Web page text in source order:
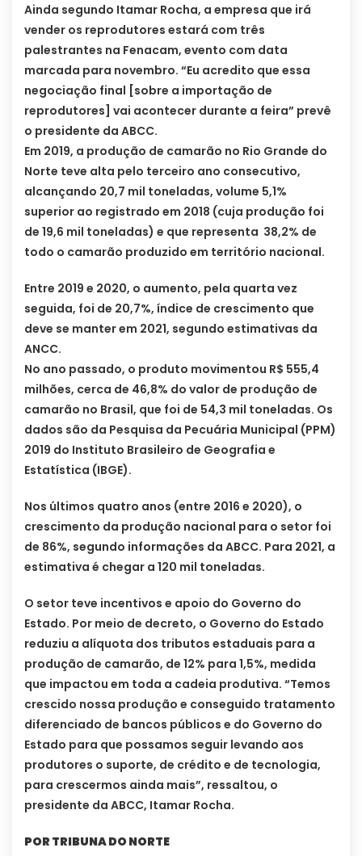
Ainda segundo Itamar Rocha, a empresa que irá
vender os reprodutores estará com três
palestrantes na Fenacam, evento com data
marcada para novembro. “Eu acredito que essa
negociação final [sobre a importação de
reprodutores] vai acontecer durante a feira” prevê
o presidente da ABCC.
Em 2019, a produção de camarão no Rio Grande do
Norte teve alta pelo terceiro ano consecutivo,
alcançando 20,7 mil toneladas, volume 5,1%
superior ao registrado em 2018 (cuja produção foi
de 19,6 mil toneladas) e que representa 38,2% de
todo o camarão produzido em território nacional.
Entre 2019 e 2020, o aumento, pela quarta vez
seguida, foi de 20,7%, índice de crescimento que
deve se manter em 2021, segundo estimativas da
ANCC.
No ano passado, o produto movimentou R$ 555,4
milhões, cerca de 46,8% do valor de produção de
camarão no Brasil, que foi de 54,3 mil toneladas. Os
dados são da Pesquisa da Pecuária Municipal (PPM)
2019 do Instituto Brasileiro de Geografia e
Estatística (IBGE).
Nos últimos quatro anos (entre 2016 e 2020), o
crescimento da produção nacional para o setor foi
de 86%, segundo informações da ABCC. Para 2021, a
estimativa é chegar a 120 mil toneladas.
O setor teve incentivos e apoio do Governo do
Estado. Por meio de decreto, o Governo do Estado
reduziu a alíquota dos tributos estaduais para a
produção de camarão, de 12% para 1,5%, medida
que impactou em toda a cadeia produtiva. “Temos
crescido nossa produção e conseguido tratamento
diferenciado de bancos públicos e do Governo do
Estado para que possamos seguir levando aos
produtores o suporte, de crédito e de tecnologia,
para crescermos ainda mais”, ressaltou, o
presidente da ABCC, Itamar Rocha.
POR TRIBUNA DO NORTE